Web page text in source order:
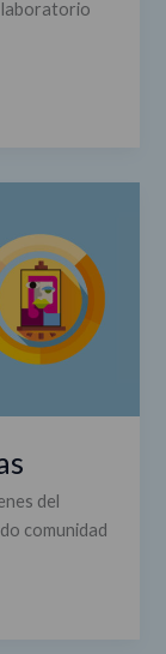
laboratorio
del
comunidad